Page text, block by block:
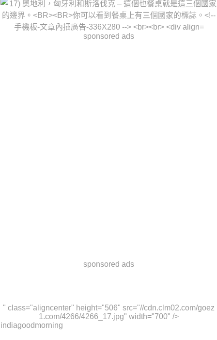
sponsored ads
sponsored ads
" class="aligncenter" height="506" src="//cdn.clm02.com/goez
1.com/4266/4266_17.jpg" width="700" />
indiagoodmorning